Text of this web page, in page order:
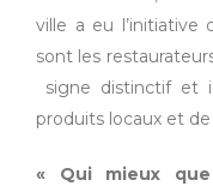
ville a eu l’initiative
sont les
signe distinctif et
produits locaux et de
« Qui mieux